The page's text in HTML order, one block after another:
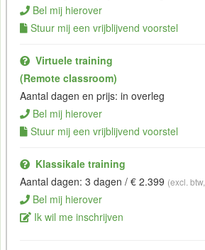
Bel mij hierover
Stuur mij een vrijblijvend voorstel
Virtuele training
(Remote classroom)
Aantal dagen en prijs: in overleg
Bel mij hierover
Stuur mij een vrijblijvend voorstel
Klassikale training
Aantal dagen: 3 dagen / € 2.399 (excl.
Bel mij hierover
Ik wil me inschrijven